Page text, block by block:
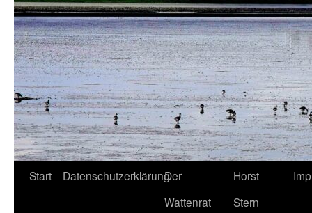
Start DatenschutzerklärungDer
Wattenrat
Horst
Stern